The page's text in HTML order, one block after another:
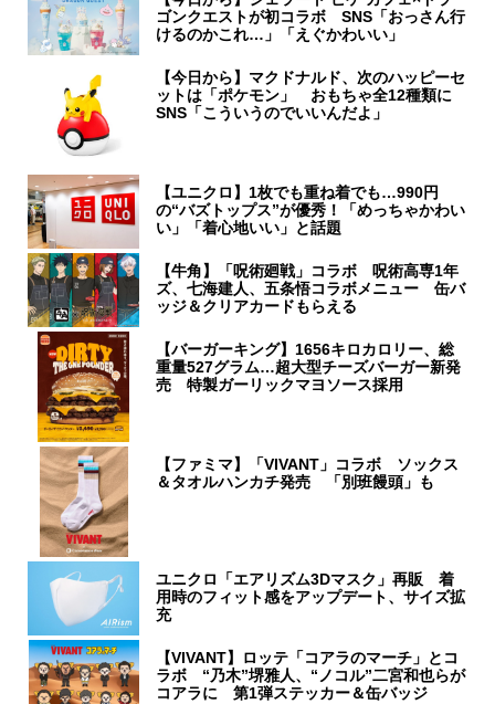
ゴンクエストが初コラボ SNS「おっさん行
けるのかこれ…」「えぐかわいい」
【今日から】マクドナルド、次のハッピーセ
ットは「ポケモン」 おもちゃ全12種類に
SNS「こういうのでいいんだよ」
【ユニクロ】1枚でも重ね着でも…990円
の“バズトップス”が優秀！「めっちゃかわい
い」「着心地いい」と話題
【牛角】「呪術廻戦」コラボ 呪術高専1年
ズ、七海建人、五条悟コラボメニュー 缶バ
ッジ＆クリアカードもらえる
【バーガーキング】1656キロカロリー、総
重量527グラム…超大型チーズバーガー新発
売 特製ガーリックマヨソース採用
【ファミマ】「VIVANT」コラボ ソックス
＆タオルハンカチ発売 「別班饅頭」も
ユニクロ「エアリズム3Dマスク」再販 着
用時のフィット感をアップデート、サイズ拡
充
【VIVANT】ロッテ「コアラのマーチ」とコ
ラボ “乃木”堺雅人、“ノコル”二宮和也らが
コアラに 第1弾ステッカー＆缶バッジ